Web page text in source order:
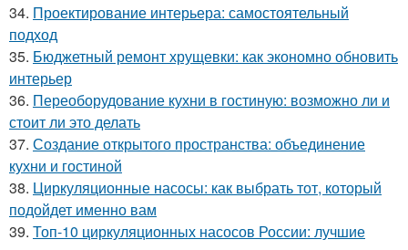
34. Проектирование интерьера: самостоятельный
подход
35. Бюджетный ремонт хрущевки: как экономно обновить
интерьер
36. Переоборудование кухни в гостиную: возможно ли и
стоит ли это делать
37. Создание открытого пространства: объединение
кухни и гостиной
38. Циркуляционные насосы: как выбрать тот, который
подойдет именно вам
39. Топ-10 циркуляционных насосов России: лучшие